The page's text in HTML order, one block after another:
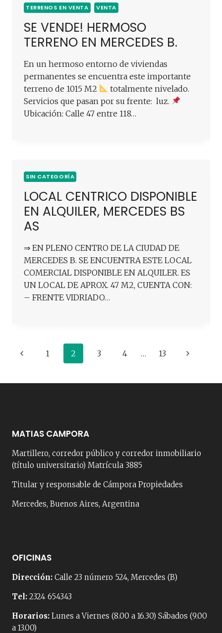
TERRENOS EN VENTA VENTA
SE VENDE! HERMOSO
TERRENO EN MERCEDES B.
En un hermoso entorno de viviendas
permanentes se encuentra este importante
terreno de 1015 M2
totalmente nivelado.
Servicios que pasan por su frente: luz.
Ubicación: Calle 47 entre 118…
SIN CATEGORÍA
LOCAL CENTRICO DISPONIBLE
EN ALQUILER, MERCEDES BS
AS
⇒ EN PLENO CENTRO DE LA CIUDAD DE
MERCEDES B. SE ENCUENTRA ESTE LOCAL
COMERCIAL DISPONIBLE EN ALQUILER. ES
UN LOCAL DE APROX. 47 M2, CUENTA CON:
– FRENTE VIDRIADO…
Navegación
Página
1 2 3 4 … 13
Siguiente
MATIAS CAMPORA
Martillero, corredor público y corredor inmobiliario
(título universitario) Matrícula 3885
Titular y responsable de Cámpora Propiedades
Mercedes, Buenos Aires, Argentina
OFICINAS
Dirección: Calle 23 número 524, Mercedes (B)
Tel: 2324 654343
Horarios: Lunes a Viernes (8.00 a 16.30) Sábados (9.00
a 13.00)